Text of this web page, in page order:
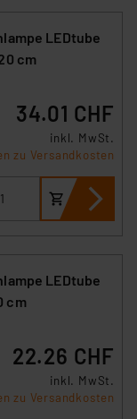
bedeutet,
wird. So
ohne dass
bestehen.
stützt
der
Daten,
LEDtube
cm
34.01 CHF
inkl. MwSt.
zu Versandkosten
LEDtube
cm
22.26 CHF
inkl. MwSt.
zu Versandkosten